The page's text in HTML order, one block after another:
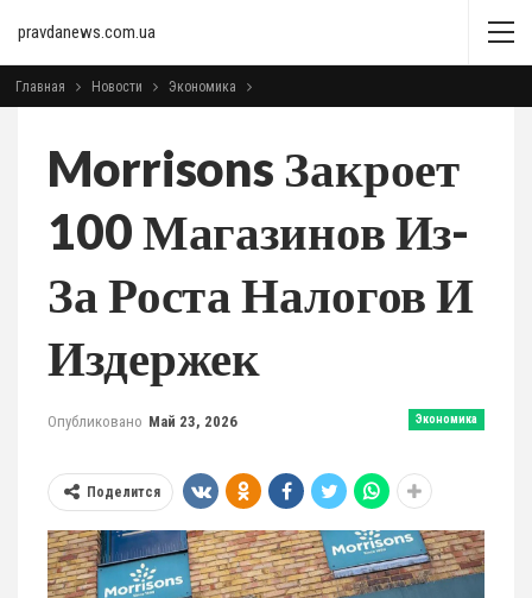
pravdanews.com.ua
Главная Новости Экономика
Morrisons Закроет
100 Магазинов Из-
За Роста Налогов И
Издержек
Экономика
Опубликовано Май 23, 2026
Поделится